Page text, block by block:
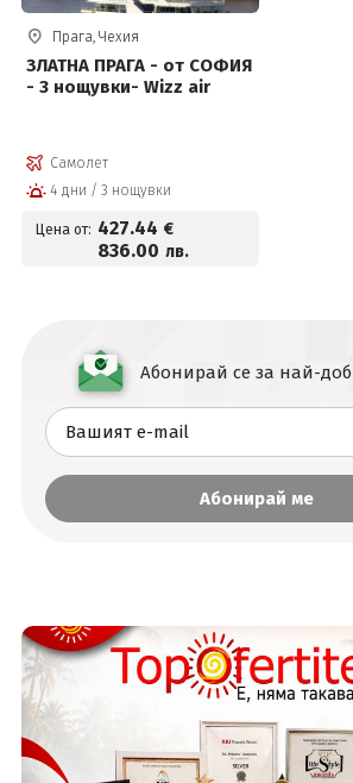
Прага, Чехия
ЗЛАТНА ПРАГА - от СОФИЯ
- 3 нощувки- Wizz air
Самолет
4 дни / 3 нощувки
Цена от: 427.44 €
836.00 лв.
Абонирай се за най-